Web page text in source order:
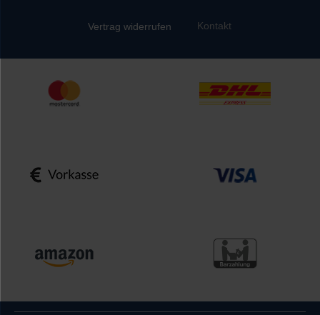
Vertrag widerrufen Kontakt